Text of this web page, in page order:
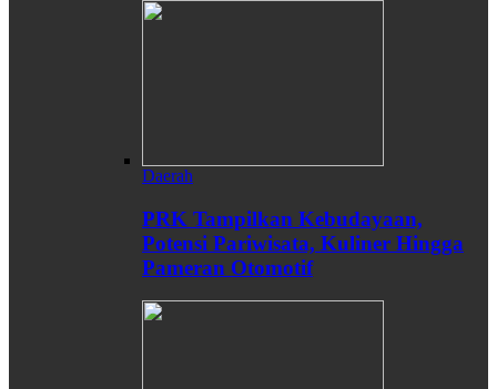
Daerah
PRK Tampilkan Kebudayaan,
Potensi Pariwisata, Kuliner Hingga
Pameran Otomotif